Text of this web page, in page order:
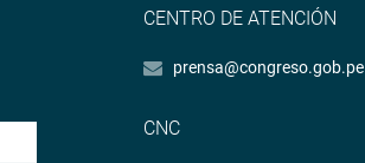
CENTRO DE ATENCIÓN
prensa@congreso.gob.pe
CNC